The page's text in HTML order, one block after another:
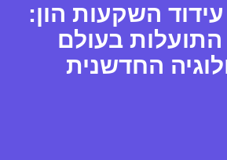
השקעות הון:
בעולם
החדשנית